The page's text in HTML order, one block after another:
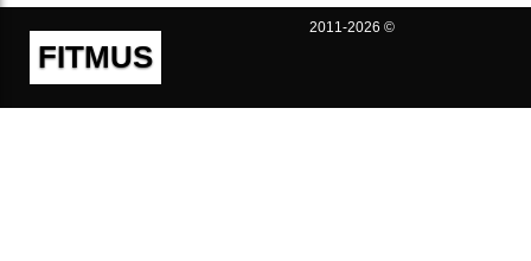
FITMUS
2011-2026 ©